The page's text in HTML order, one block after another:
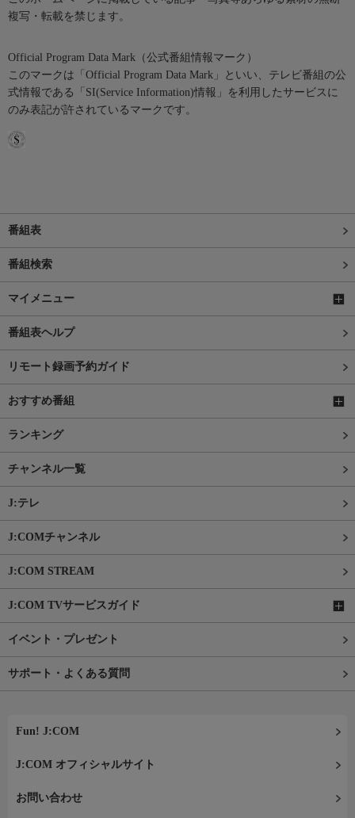
複写・転載を禁じます。
Official Program Data Mark（公式番組情報マーク）
このマークは「Official Program Data Mark」といい、テレビ番組の公
式情報である「SI(Service Information)情報」を利用したサービスに
のみ表記が許されているマークです。
番組表
番組検索
マイメニュー
番組表ヘルプ
リモート録画予約ガイド
おすすめ番組
ランキング
チャンネル一覧
J:テレ
J:COMチャンネル
J:COM STREAM
J:COM TVサービスガイド
イベント・プレゼント
サポート・よくある質問
Fun! J:COM
J:COM オフィシャルサイト
お問い合わせ